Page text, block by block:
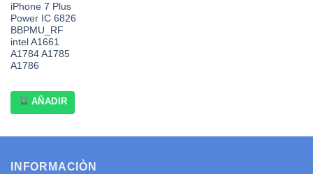
iPhone 7 Plus
Power IC 6826
BBPMU_RF
intel A1661
A1784 A1785
A1786
AÑADIR
INFORMACIÒN